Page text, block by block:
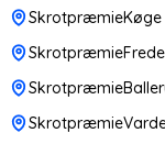
SkrotpræmieKøge